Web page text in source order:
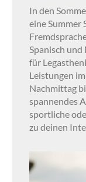
In den
eine Summer
Spanisch
für
Leistungen
Nachmittag
spannendes
sportliche
zu deinen